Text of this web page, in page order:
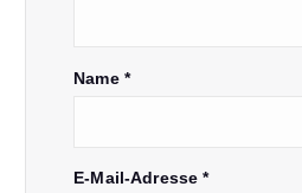
Name *
E-Mail-Adresse*